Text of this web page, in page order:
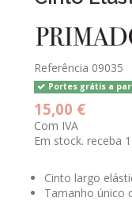
Referência 09035
Portes grátis a
15,00 €
Com IVA
Em stock. receba
Cinto largo
Tamanho único